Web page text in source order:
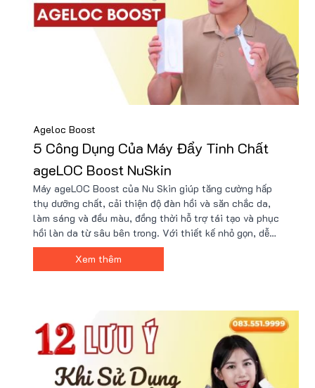
Ageloc Boost
5 Công Dụng Của Máy Đẩy Tinh Chất
ageLOC Boost NuSkin
Máy ageLOC Boost của Nu Skin giúp tăng cường hấp
thụ dưỡng chất, cải thiện độ đàn hồi và săn chắc da,
làm sáng và đều màu, đồng thời hỗ trợ tái tạo và phục
hồi làn da từ sâu bên trong. Với thiết kế nhỏ gọn, dễ
sử dụng tại nhà giúp tiết kiệm thời gian và mang lại
làn da khỏe đẹp. Giá máy hiện tại hơn 3 triệu đồng tại
Xem thêm